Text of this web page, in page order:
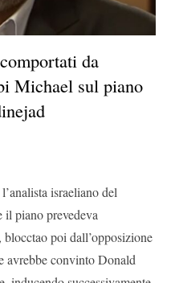
da
Michael sul piano
israeliano del
il piano prevedeva
poi dall’opposizione
avrebbe convinto Donald